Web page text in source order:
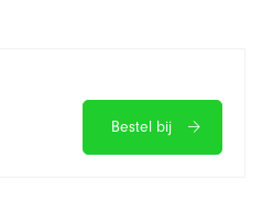
Bestel bij